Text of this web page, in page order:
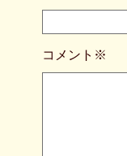
コメント※